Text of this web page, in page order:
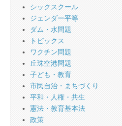
シックスクール
ジェンダー平等
ダム・水問題
トピックス
ワクチン問題
丘珠空港問題
子ども・教育
市民自治・まちづくり
平和・人権・共生
憲法・教育基本法
政策